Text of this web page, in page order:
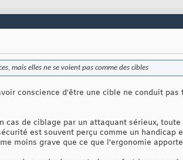
mais elles ne se voient pas comme des cibles
conscience d'être une cible ne conduit pas
cas de ciblage par un attaquant sérieux,
est souvent perçu comme un handicap
moins grave que ce que l'ergonomie